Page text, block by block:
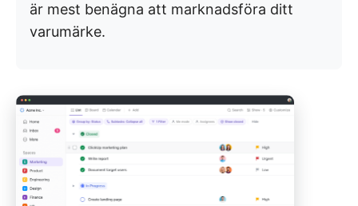
är mest benägna att marknadsföra ditt
varumärke.